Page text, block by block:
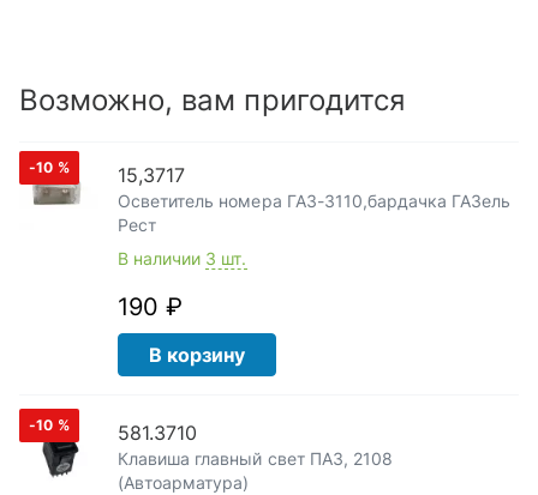
Возможно, вам пригодится
-10 % 15,3717
Осветитель номера ГАЗ-3110,бардачка ГАЗель
Рест
В наличии 3 шт.
190 ₽
В корзину
-10 % 581.3710
Клавиша главный свет ПАЗ, 2108
(Автоарматура)